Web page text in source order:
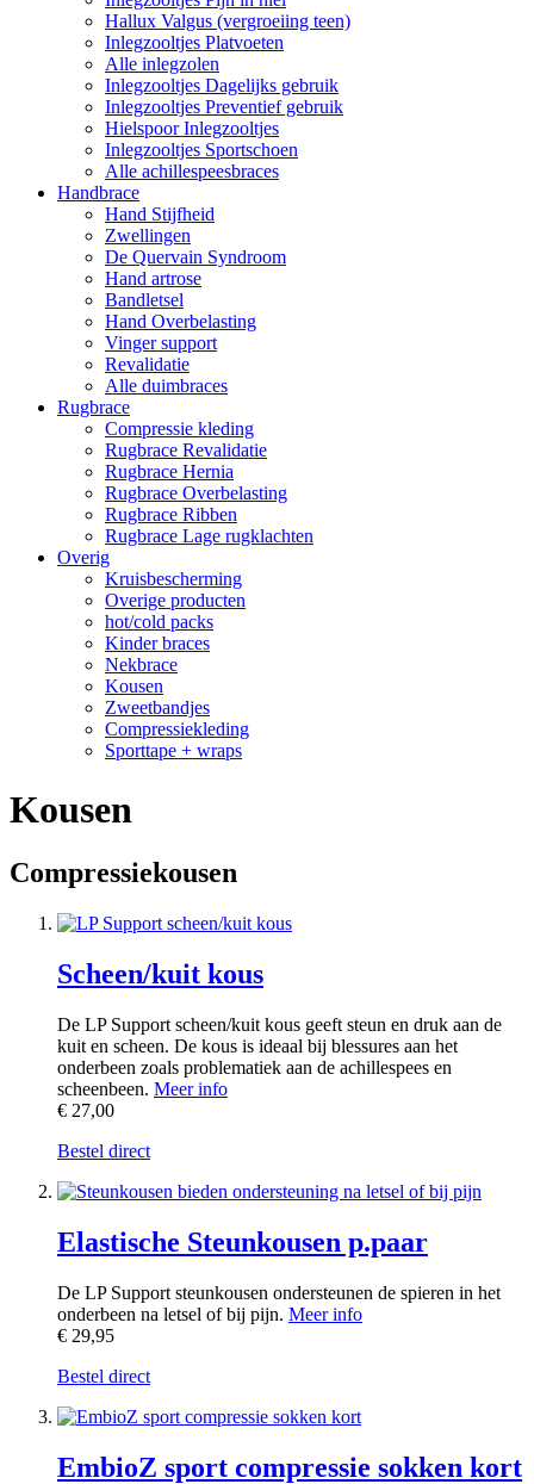
Hallux Valgus (vergroeiing teen)
Inlegzooltjes Platvoeten
Alle inlegzolen
Inlegzooltjes Dagelijks gebruik
Inlegzooltjes Preventief gebruik
Hielspoor Inlegzooltjes
Inlegzooltjes Sportschoen
Alle achillespeesbraces
Handbrace
Hand Stijfheid
Zwellingen
De Quervain Syndroom
Hand artrose
Bandletsel
Hand Overbelasting
Vinger support
Revalidatie
Alle duimbraces
Rugbrace
Compressie kleding
Rugbrace Revalidatie
Rugbrace Hernia
Rugbrace Overbelasting
Rugbrace Ribben
Rugbrace Lage rugklachten
Overig
Kruisbescherming
Overige producten
hot/cold packs
Kinder braces
Nekbrace
Kousen
Zweetbandjes
Compressiekleding
Sporttape + wraps
Kousen
Compressiekousen
Scheen/kuit kous
De LP Support scheen/kuit kous geeft steun en druk aan de
kuit en scheen. De kous is ideaal bij blessures aan het
onderbeen zoals problematiek aan de achillespees en
scheenbeen. Meer info
€ 27,00
Bestel direct
Elastische Steunkousen p.paar
De LP Support steunkousen ondersteunen de spieren in het
onderbeen na letsel of bij pijn. Meer info
€ 29,95
Bestel direct
EmbioZ sport compressie sokken kort